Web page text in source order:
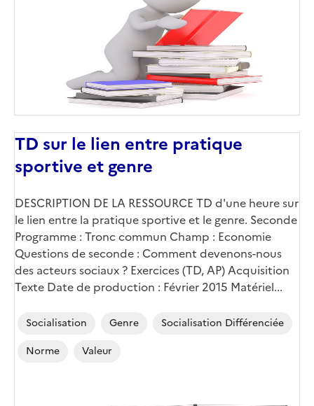
TD sur le lien entre pratique
sportive et genre
DESCRIPTION DE LA RESSOURCE TD d'une heure sur
le lien entre la pratique sportive et le genre. Seconde
Programme : Tronc commun Champ : Economie
Questions de seconde : Comment devenons-nous
des acteurs sociaux ? Exercices (TD, AP) Acquisition
Texte Date de production : Février 2015 Matériel...
Socialisation Genre
Socialisation Différenciée
Norme
Valeur